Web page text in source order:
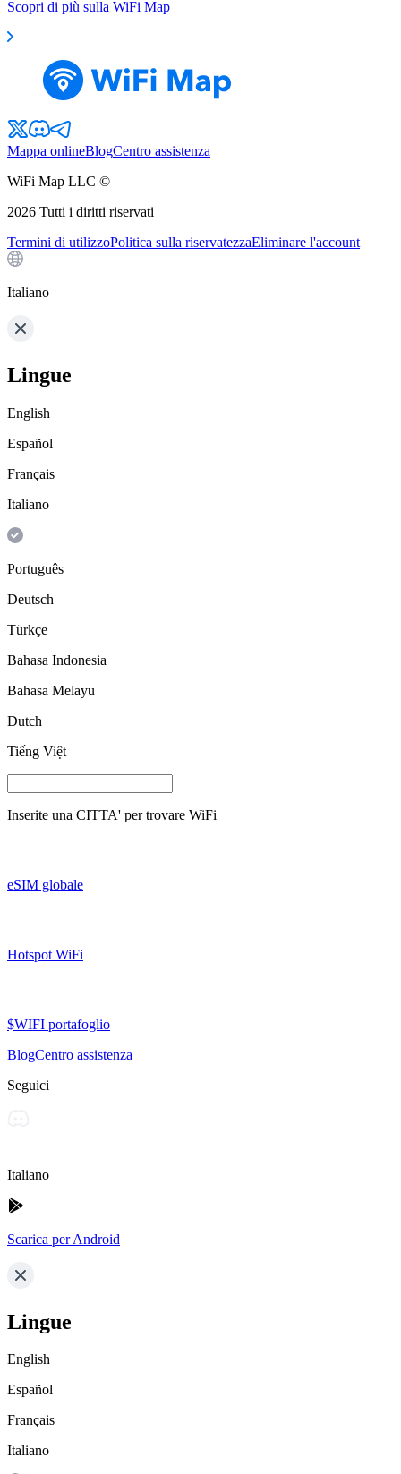
Scopri di più sulla WiFi Map
Mappa onlineBlogCentro assistenza
WiFi Map LLC ©
2026 Tutti i diritti riservati
Termini di utilizzoPolitica sulla riservatezzaEliminare l'account
Italiano
Lingue
English
Español
Français
Italiano
Português
Deutsch
Türkçe
Bahasa Indonesia
Bahasa Melayu
Dutch
Tiếng Việt
Inserite una CITTA' per trovare WiFi
eSIM globale
Hotspot WiFi
$WIFI portafoglio
BlogCentro assistenza
Seguici
Italiano
Scarica per Android
Lingue
English
Español
Français
Italiano